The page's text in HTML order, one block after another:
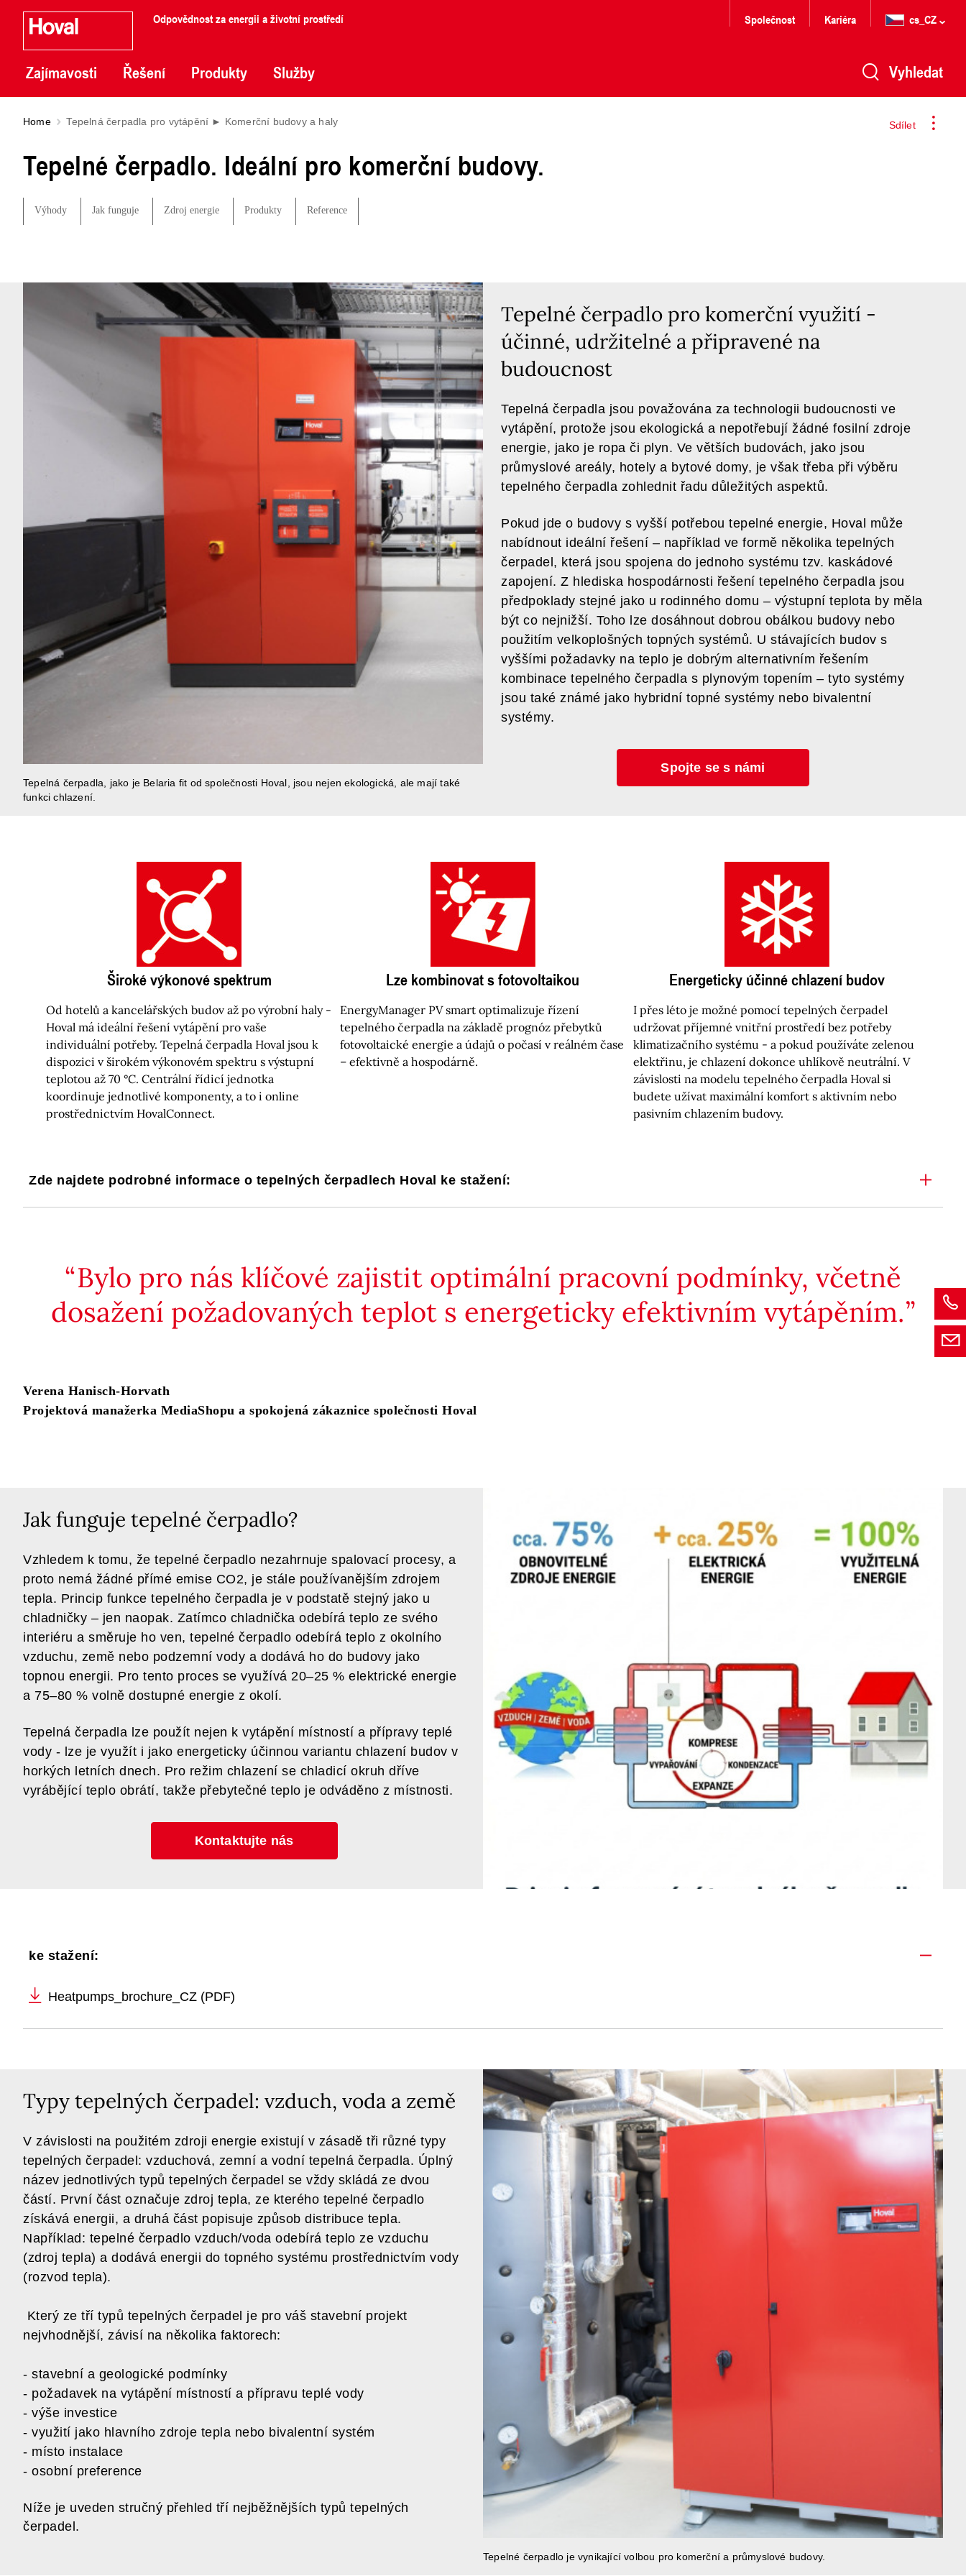
Odpovědnost za energii a životní prostředí
Zajímavosti Řešení Produkty Služby
Společnost Kariéra cs_CZ
Vyhledat
Sdílet
Home Tepelná čerpadla pro vytápění ► Komerční budovy a haly
Tepelné čerpadlo. Ideální pro komerční budovy.
Výhody Jak funguje Zdroj energie Produkty Reference
Tepelná čerpadla, jako je Belaria fit od společnosti Hoval, jsou nejen ekologická, ale mají také
funkci chlazení.
Tepelné čerpadlo pro komerční využití -
účinné, udržitelné a připravené na
budoucnost
Tepelná čerpadla jsou považována za technologii budoucnosti ve
vytápění, protože jsou ekologická a nepotřebují žádné fosilní zdroje
energie, jako je ropa či plyn. Ve větších budovách, jako jsou
průmyslové areály, hotely a bytové domy, je však třeba při výběru
tepelného čerpadla zohlednit řadu důležitých aspektů.
Pokud jde o budovy s vyšší potřebou tepelné energie, Hoval může
nabídnout ideální řešení – například ve formě několika tepelných
čerpadel, která jsou spojena do jednoho systému tzv. kaskádové
zapojení. Z hlediska hospodárnosti řešení tepelného čerpadla jsou
předpoklady stejné jako u rodinného domu – výstupní teplota by měla
být co nejnižší. Toho lze dosáhnout dobrou obálkou budovy nebo
použitím velkoplošných topných systémů. U stávajících budov s
vyššími požadavky na teplo je dobrým alternativním řešením
kombinace tepelného čerpadla s plynovým topením – tyto systémy
jsou také známé jako hybridní topné systémy nebo bivalentní
systémy.
Spojte se s námi
Široké výkonové spektrum
Od hotelů a kancelářských budov až po výrobní haly -
Hoval má ideální řešení vytápění pro vaše
individuální potřeby. Tepelná čerpadla Hoval jsou k
dispozici v širokém výkonovém spektru s výstupní
teplotou až 70 °C. Centrální řídicí jednotka
koordinuje jednotlivé komponenty, a to i online
prostřednictvím HovalConnect.
Lze kombinovat s fotovoltaikou
EnergyManager PV smart optimalizuje řízení
tepelného čerpadla na základě prognóz přebytků
fotovoltaické energie a údajů o počasí v reálném čase
– efektivně a hospodárně.
Energeticky účinné chlazení budov
I přes léto je možné pomocí tepelných čerpadel
udržovat příjemné vnitřní prostředí bez potřeby
klimatizačního systému - a pokud používáte zelenou
elektřinu, je chlazení dokonce uhlíkově neutrální. V
závislosti na modelu tepelného čerpadla Hoval si
budete užívat maximální komfort s aktivním nebo
pasivním chlazením budovy.
Zde najdete podrobné informace o tepelných čerpadlech Hoval ke stažení:
Bylo pro nás klíčové zajistit optimální pracovní podmínky, včetně
dosažení požadovaných teplot s energeticky efektivním vytápěním.
Verena Hanisch-Horvath
Projektová manažerka MediaShopu a spokojená zákaznice společnosti Hoval
Jak funguje tepelné čerpadlo?
Vzhledem k tomu, že tepelné čerpadlo nezahrnuje spalovací procesy, a
proto nemá žádné přímé emise CO2, je stále používanějším zdrojem
tepla. Princip funkce tepelného čerpadla je v podstatě stejný jako u
chladničky – jen naopak. Zatímco chladnička odebírá teplo ze svého
interiéru a směruje ho ven, tepelné čerpadlo odebírá teplo z okolního
vzduchu, země nebo podzemní vody a dodává ho do budovy jako
topnou energii. Pro tento proces se využívá 20–25 % elektrické energie
a 75–80 % volně dostupné energie z okolí.
Tepelná čerpadla lze použít nejen k vytápění místností a přípravy teplé
vody - lze je využít i jako energeticky účinnou variantu chlazení budov v
horkých letních dnech. Pro režim chlazení se chladicí okruh dříve
vyrábějící teplo obrátí, takže přebytečné teplo je odváděno z místnosti.
Kontaktujte nás
ke stažení:
Heatpumps_brochure_CZ (PDF)
Typy tepelných čerpadel: vzduch, voda a země
V závislosti na použitém zdroji energie existují v zásadě tři různé typy
tepelných čerpadel: vzduchová, zemní a vodní tepelná čerpadla. Úplný
název jednotlivých typů tepelných čerpadel se vždy skládá ze dvou
částí. První část označuje zdroj tepla, ze kterého tepelné čerpadlo
získává energii, a druhá část popisuje způsob distribuce tepla.
Například: tepelné čerpadlo vzduch/voda odebírá teplo ze vzduchu
(zdroj tepla) a dodává energii do topného systému prostřednictvím vody
(rozvod tepla).
Který ze tří typů tepelných čerpadel je pro váš stavební projekt
nejvhodnější, závisí na několika faktorech:
- stavební a geologické podmínky
- požadavek na vytápění místností a přípravu teplé vody
- výše investice
- využití jako hlavního zdroje tepla nebo bivalentní systém
- místo instalace
- osobní preference
Níže je uveden stručný přehled tří nejběžnějších typů tepelných
čerpadel.
Tepelné čerpadlo je vynikající volbou pro komerční a průmyslové budovy.